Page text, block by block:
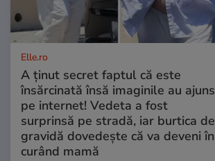
Elle.ro
A ținut secret faptul că este
însărcinată însă imaginile au ajuns
pe internet! Vedeta a fost
surprinsă pe stradă, iar burtica de
gravidă dovedește că va deveni în
curând mamă